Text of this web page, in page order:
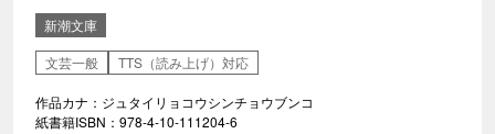
新潮文庫
文芸一般
TTS（読み上げ）対応
作品カナ：ジュタイリョコウシンチョウブンコ
紙書籍ISBN：978-4-10-111204-6